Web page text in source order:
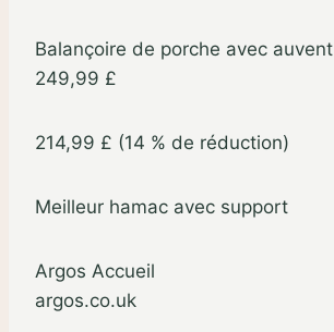
Balançoire de porche avec auvent
249,99 £
214,99 £ (14 % de réduction)
Meilleur hamac avec support
Argos Accueil
argos.co.uk